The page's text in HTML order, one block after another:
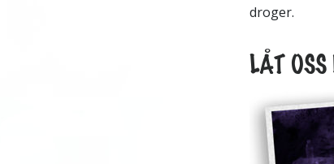
droger.
LÅT OSS